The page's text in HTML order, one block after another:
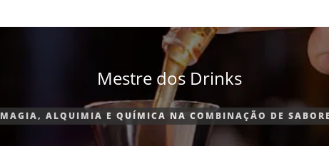
Mestre dos Drinks
MAGIA, ALQUIMIA E QUÍMICA NA COMBINAÇÃO DE